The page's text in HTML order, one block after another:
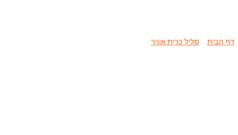
דף הבית סליל כרית אוויר